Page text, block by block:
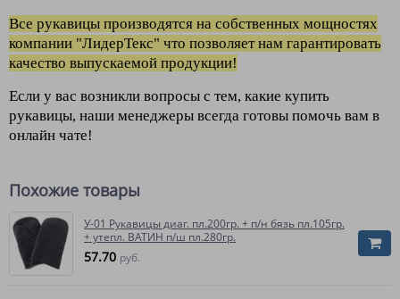
Все рукавицы производятся на собственных мощностях
компании "ЛидерТекс" что позволяет нам гарантировать
качество выпускаемой продукции!
Если у вас возникли вопросы с тем, какие купить
рукавицы, наши менеджеры всегда готовы помочь вам в
онлайн чате!
Похожие товары
У-01 Рукавицы диаг. пл.200гр. + п/н бязь пл.105гр.
+ утепл. ВАТИН п/ш пл.280гр.
57.70 руб.